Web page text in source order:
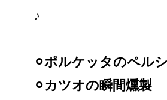
♪
⚪︎ポルケッタのペル
⚪︎カツオの瞬間燻製